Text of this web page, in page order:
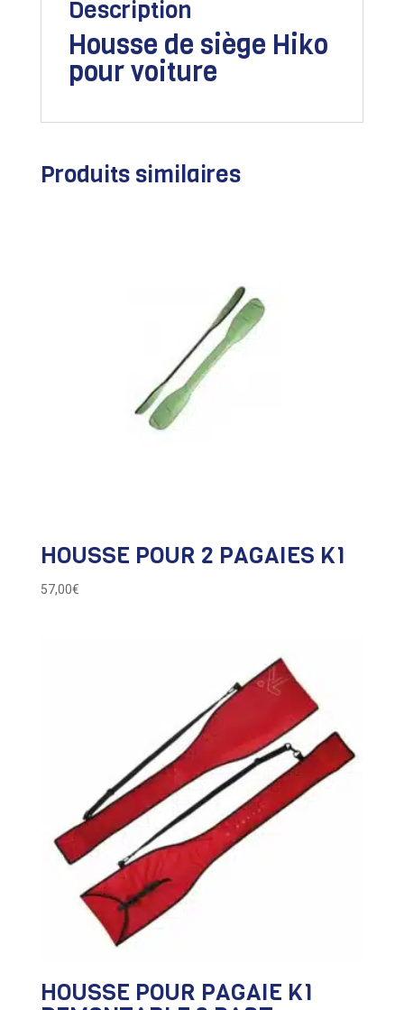
Description
Housse de siège Hiko
pour voiture
Produits similaires
HOUSSE POUR 2 PAGAIES K1
57,00€
HOUSSE POUR PAGAIE K1